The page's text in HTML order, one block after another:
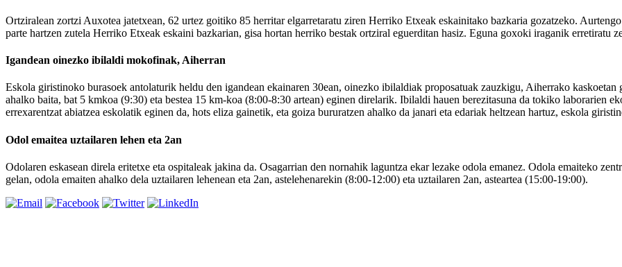
Ortziralean zortzi Auxotea jatetxean, 62 urtez goitiko 85 herritar elgarretaratu ziren Herriko Etxeak eskainitako bazkaria gozatzeko.
parte hartzen zutela Herriko Etxeak eskaini bazkarian, gisa hortan herriko bestak ortziral eguerditan hasiz. Eguna goxoki iraganik erretiratu
Igandean oinezko ibilaldi mokofinak, Aiherran
Eskola giristinoko burasoek antolaturik heldu den igandean ekainaren 30ean, oinezko ibilaldiak proposatuak zauzkigu, Aiherrako
ahalko baita, bat 5 kmkoa (9:30) eta bestea 15 km-koa (8:00-8:30 artean) eginen direlarik. Ibilaldi hauen berezitasuna da tokiko laborarien
errexarentzat abiatzea eskolatik eginen da, hots eliza gainetik, eta goiza bururatzen ahalko da janari eta edariak heltzean hartuz, eskola
Odol emaitea uztailaren lehen eta 2an
Odolaren eskasean direla eritetxe eta ospitaleak jakina da. Osagarrian den nornahik laguntza ekar lezake odola emanez. Odola emaiteko
gelan, odola emaiten ahalko dela uztailaren lehenean eta 2an, astelehenarekin (8:00-12:00) eta uztailaren 2an, asteartea (15:00-19:00).